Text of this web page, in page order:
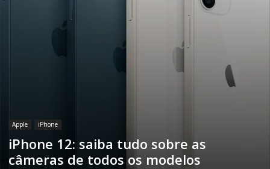
Apple iPhone
iPhone 12: saiba tudo sobre as
câmeras de todos os modelos